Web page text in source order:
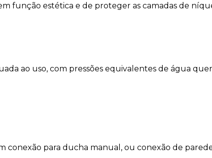
função estética e de proteger as camadas de
ao uso, com pressões equivalentes de água
conexão para ducha manual, ou conexão de